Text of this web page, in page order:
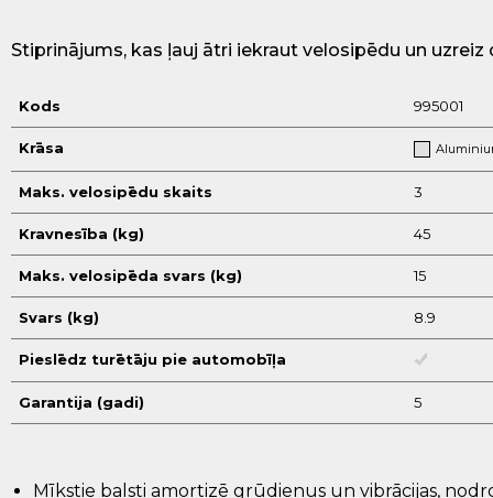
Stiprinājums, kas ļauj ātri iekraut velosipēdu un uzreiz
Kods 995001
Krāsa
Maks. velosipēdu skaits 3
Kravnesība (kg) 45
Maks. velosipēda svars (kg) 15
Svars (kg) 8.9
Pieslēdz turētāju pie automobīļa
Garantija (gadi) 5
Mīkstie balsti amortizē grūdienus un vibrācijas,